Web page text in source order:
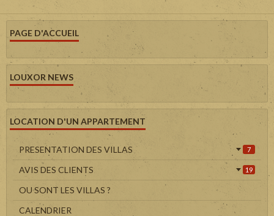
PAGE D'ACCUEIL
LOUXOR NEWS
LOCATION D'UN APPARTEMENT
PRESENTATION DES VILLAS 7
AVIS DES CLIENTS 19
OU SONT LES VILLAS ?
CALENDRIER